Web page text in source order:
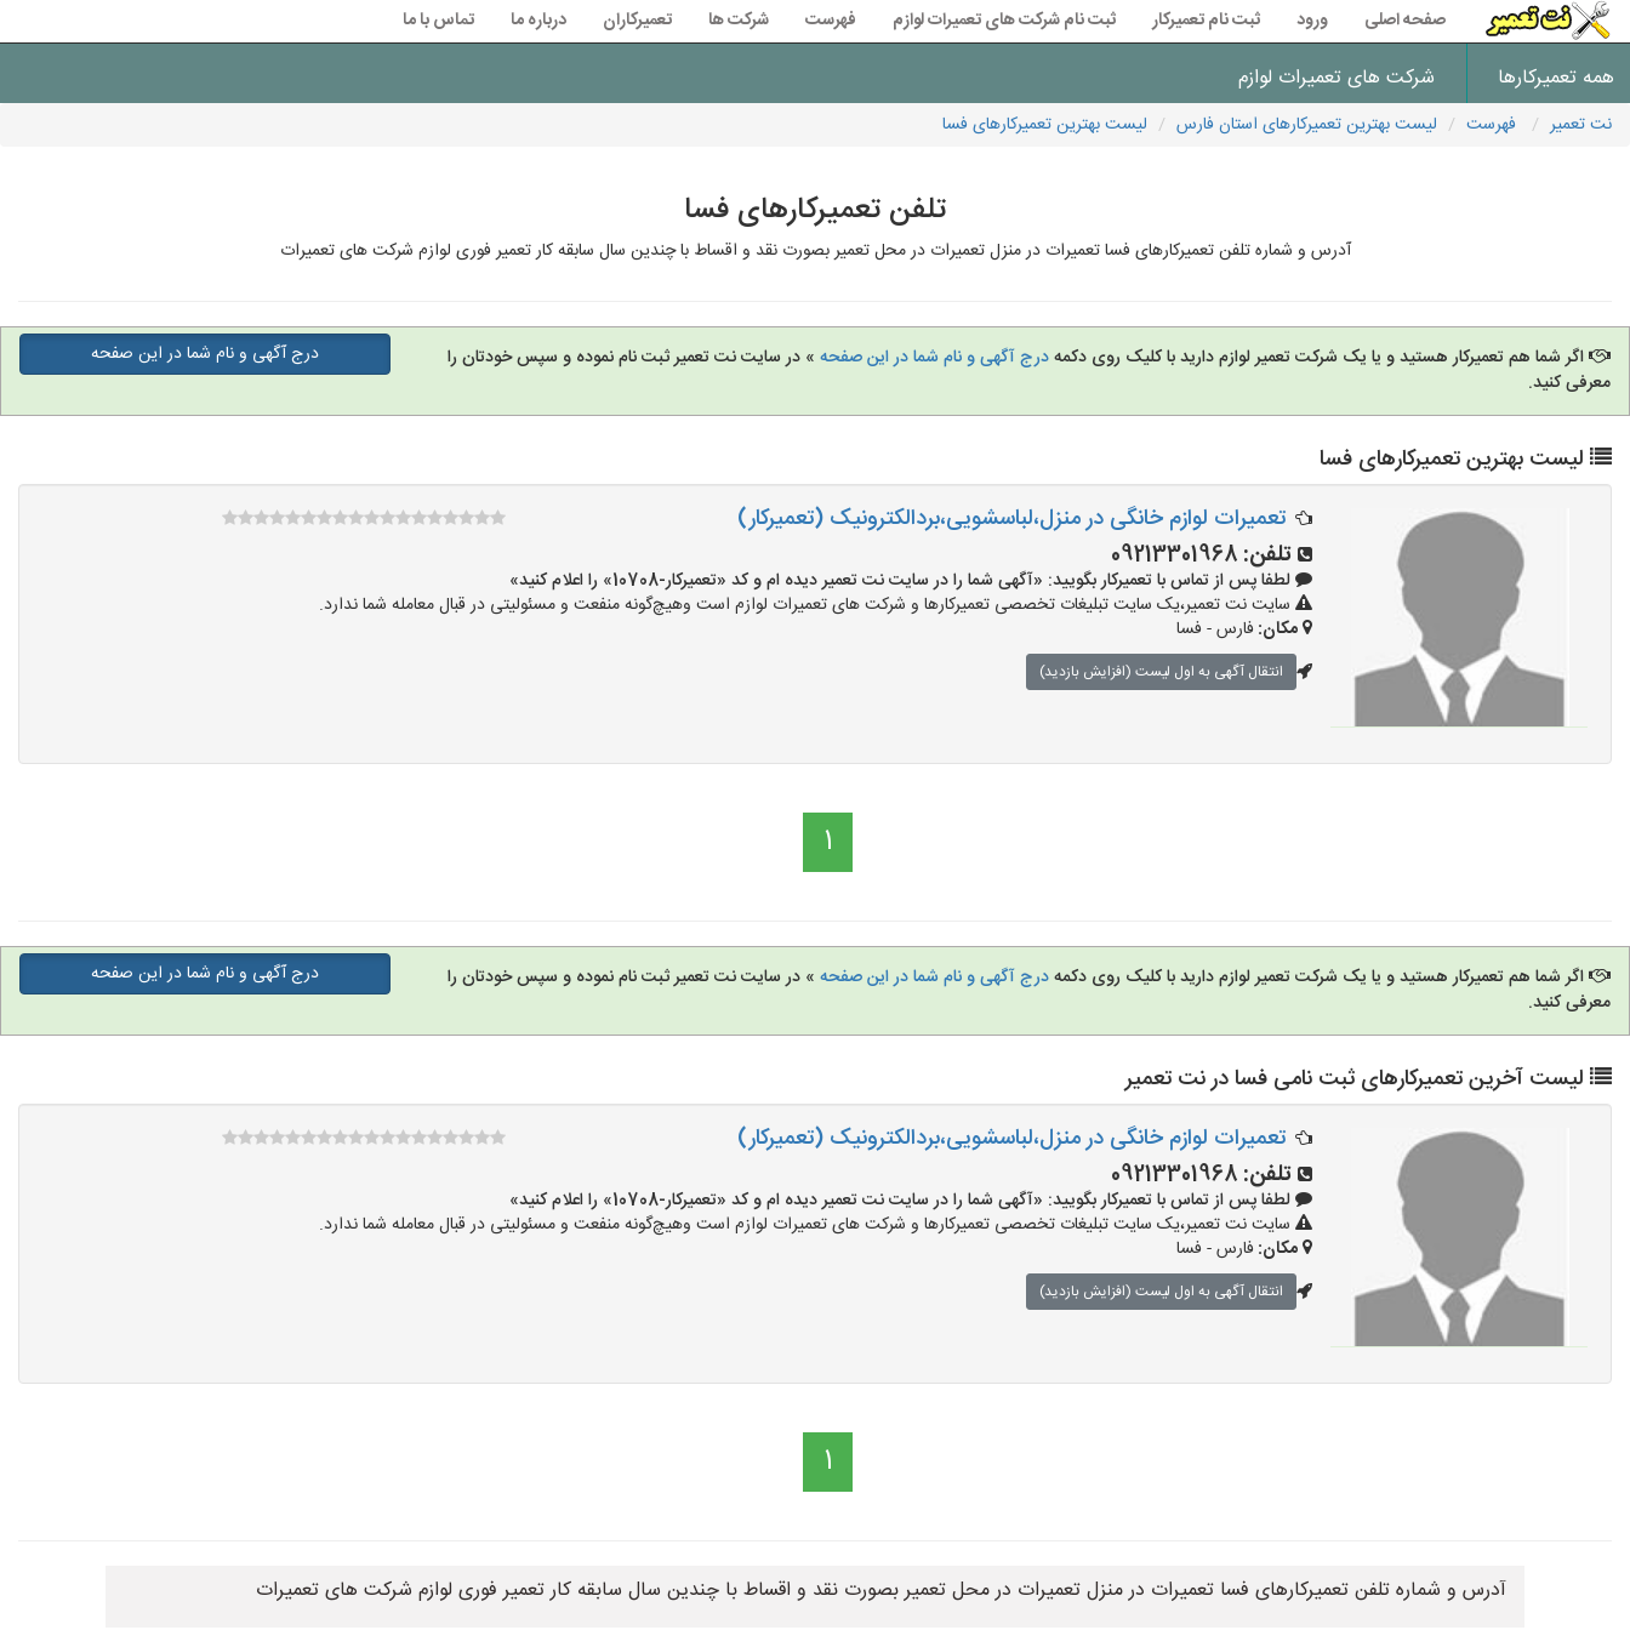
صفحه اصلی ورود ثبت نام تعمیرکار ثبت نام شرکت های تعمیرات لوازم فهرست شرکت ها تعمیرکاران درباره ما تماس با ما
همه تعمیرکارها شرکت های تعمیرات لوازم
نت تعمیر فهرست لیست بهترین تعمیرکارهای استان فارس لیست بهترین تعمیرکارهای فسا
تلفن تعمیرکارهای فسا
آدرس و شماره تلفن تعمیرکارهای فسا تعمیرات در منزل تعمیرات در محل تعمیر بصورت نقد و اقساط با چندین سال سابقه کار تعمیر فوری لوازم شرکت های تعمیرات
اگر شما هم تعمیرکار هستید و یا یک شرکت تعمیر لوازم دارید با کلیک روی دکمهدرج آگهی و نام شما در این صفحه » در سایت نت تعمیر ثبت نام نموده و سپس خودتان را
معرفی کنید.
درج آگهی و نام شما در این صفحه
لیست بهترین تعمیرکارهای فسا
تعمیرات لوازم خانگی در منزل،لباسشویی،بردالکترونیک (تعمیرکار)
تلفن: 09213301968
لطفا پس از تماس با تعمیرکار بگویید: «آگهی شما را در سایت نت تعمیر دیده ام و کد «تعمیرکار-10708» را اعلام کنید»
سایت نت تعمیر،یک سایت تبلیغات تخصصی تعمیرکارها و شرکت های تعمیرات لوازم است وهیچ‌گونه منفعت و مسئولیتی در قبال معامله شما ندارد.
مکان: فارس - فسا
انتقال آگهی به اول لیست (افزایش بازدید)
1
اگر شما هم تعمیرکار هستید و یا یک شرکت تعمیر لوازم دارید با کلیک روی دکمهدرج آگهی و نام شما در این صفحه » در سایت نت تعمیر ثبت نام نموده و سپس خودتان را
معرفی کنید.
درج آگهی و نام شما در این صفحه
لیست آخرین تعمیرکارهای ثبت نامی فسا در نت تعمیر
تعمیرات لوازم خانگی در منزل،لباسشویی،بردالکترونیک (تعمیرکار)
تلفن: 09213301968
لطفا پس از تماس با تعمیرکار بگویید: «آگهی شما را در سایت نت تعمیر دیده ام و کد «تعمیرکار-10708» را اعلام کنید»
سایت نت تعمیر،یک سایت تبلیغات تخصصی تعمیرکارها و شرکت های تعمیرات لوازم است وهیچ‌گونه منفعت و مسئولیتی در قبال معامله شما ندارد.
مکان: فارس - فسا
انتقال آگهی به اول لیست (افزایش بازدید)
1
آدرس و شماره تلفن تعمیرکارهای فسا تعمیرات در منزل تعمیرات در محل تعمیر بصورت نقد و اقساط با چندین سال سابقه کار تعمیر فوری لوازم شرکت های تعمیرات